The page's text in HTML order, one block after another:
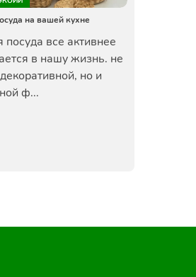
на вашей кухне
посуда все активнее
в нашу жизнь. не
но и
ф...